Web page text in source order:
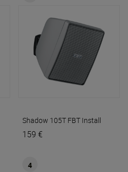
Shadow 105T FBT Install
159 €
4